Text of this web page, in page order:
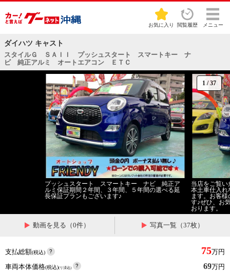
お気に入り 閲覧履歴 メニュー
ダイハツ キャスト
スタイルＧ ＳＡＩＩ プッシュスタート スマートキー ナ
ビ 純正アルミ オートエアコン ＥＴＣ
1 /37
プッシュスタート スマートキー ナビ 純正ア
ルミ保証期間２年間、３年間、５年間の選べる延
長保証プランもございます♪
当店をご覧
本土車仕入れ
ます。お客
す♪ぜひ、お
おります。
動画を見る（0件） 写真一覧（37枚）
支払総額(税込) 75万円
車両本体価格(税込)(リ済込) 69万円